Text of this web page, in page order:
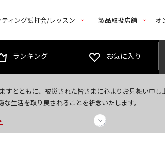
ィング試打会/レッスン 製品取扱店舗 オ
ランキング お気に入り
とともに、被災された皆さまに心よりお見舞い申し
生活を取り戻されることを祈念いたします。
問い合わせ＞